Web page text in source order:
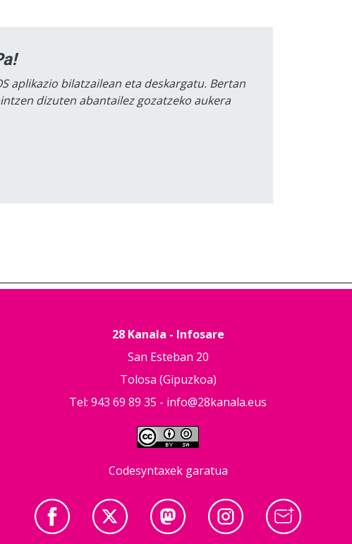
aplikazio bilatzailean eta deskargatu. Bertan
dizuten abantailez gozatzeko aukera
28 Kanala - Infosare
San Esteban 20
Tolosa (Gipuzkoa)
Tel: 943 69 89 35 - info@28kanala.eus
Codesyntaxek garatua